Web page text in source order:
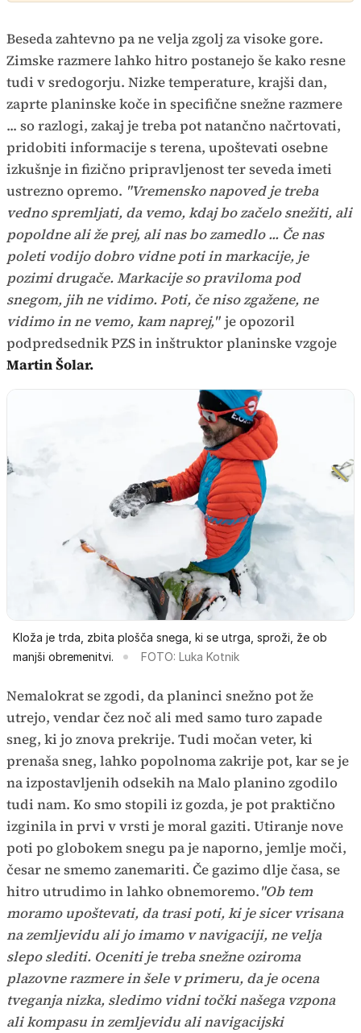
Beseda zahtevno pa ne velja zgolj za visoke gore.
Zimske razmere lahko hitro postanejo še kako resne
tudi v sredogorju. Nizke temperature, krajši dan,
zaprte planinske koče in specifične snežne razmere
... so razlogi, zakaj je treba pot natančno načrtovati,
pridobiti informacije s terena, upoštevati osebne
izkušnje in fizično pripravljenost ter seveda imeti
ustrezno opremo. "Vremensko napoved je treba
vedno spremljati, da vemo, kdaj bo začelo snežiti, ali
popoldne ali že prej, ali nas bo zamedlo ... Če nas
poleti vodijo dobro vidne poti in markacije, je
pozimi drugače. Markacije so praviloma pod
snegom, jih ne vidimo. Poti, če niso zgažene, ne
vidimo in ne vemo, kam naprej," je opozoril
podpredsednik PZS in inštruktor planinske vzgoje
Martin Šolar.
Kloža je trda, zbita plošča snega, ki se utrga, sproži, že ob
manjši obremenitvi.
FOTO: Luka Kotnik
Nemalokrat se zgodi, da planinci snežno pot že
utrejo, vendar čez noč ali med samo turo zapade
sneg, ki jo znova prekrije. Tudi močan veter, ki
prenaša sneg, lahko popolnoma zakrije pot, kar se je
na izpostavljenih odsekih na Malo planino zgodilo
tudi nam. Ko smo stopili iz gozda, je pot praktično
izginila in prvi v vrsti je moral gaziti. Utiranje nove
poti po globokem snegu pa je naporno, jemlje moči,
česar ne smemo zanemariti. Če gazimo dlje časa, se
hitro utrudimo in lahko obnemoremo."Ob tem
moramo upoštevati, da trasi poti, ki je sicer vrisana
na zemljevidu ali jo imamo v navigaciji, ne velja
slepo slediti. Oceniti je treba snežne oziroma
plazovne razmere in šele v primeru, da je ocena
tveganja nizka, sledimo vidni točki našega vzpona
ali kompasu in zemljevidu ali navigacijski